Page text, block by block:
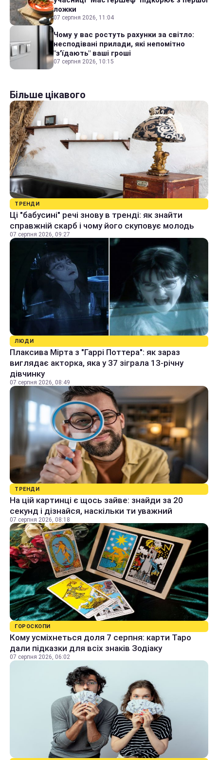
ложки
07 серпня 2026, 11:04
Чому у вас ростуть рахунки за світло:
несподівані прилади, які непомітно
"з'їдають" ваші гроші
07 серпня 2026, 10:15
Більше цікавого
ТРЕНДИ
Ці "бабусині" речі знову в тренді: як знайти
справжній скарб і чому його скуповує молодь
07 серпня 2026, 09:27
ЛЮДИ
Плаксива Мірта з "Гаррі Поттера": як зараз
виглядає акторка, яка у 37 зіграла 13-річну
дівчинку
07 серпня 2026, 08:49
ТРЕНДИ
На цій картинці є щось зайве: знайди за 20
секунд і дізнайся, наскільки ти уважний
07 серпня 2026, 08:18
ГОРОСКОПИ
Кому усміхнеться доля 7 серпня: карти Таро
дали підказки для всіх знаків Зодіаку
07 серпня 2026, 06:02